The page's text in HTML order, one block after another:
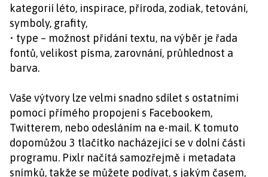
kategorií léto, inspirace, příroda, zodiak, tetování,
symboly, grafity,
• type – možnost přidání textu, na výběr je řada
fontů, velikost písma, zarovnání, průhlednost a
barva.
Vaše výtvory lze velmi snadno sdílet s ostatními
pomocí přímého propojení s Facebookem,
Twitterem, nebo odesláním na e-mail. K tomuto
dopomůžou 3 tlačítko nacházející se v dolní části
programu. Pixlr načítá samozřejmě i metadata
snímků, takže se můžete podívat, s jakým časem,